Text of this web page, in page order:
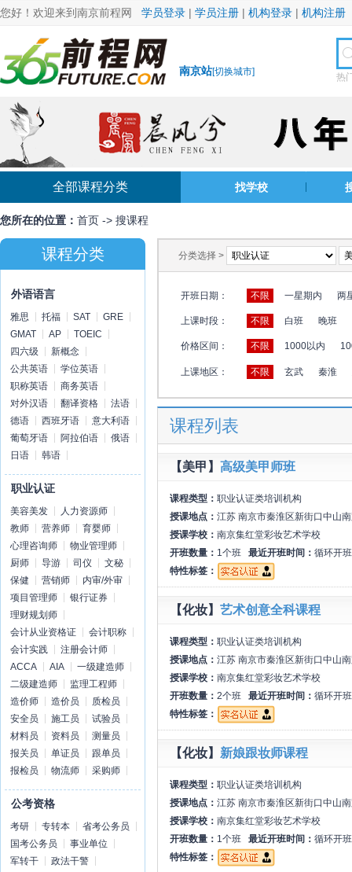
您好！欢迎来到南京前程网 学员登录 | 学员注册 | 机构登录 | 机构注册
南京站[切换城市] 热
全部课程分类 找学校
您所在的位置： 首页 -> 搜课程
课程分类
外语语言
雅思 托福 SAT
GRE
GMAT
AP
TOEIC
四六级
新概念
公共英语
学位英语
职称英语
商务英语
对外汉语
翻译资格
法语
德语
西班牙语
意大利语
葡萄牙语
阿拉伯语
俄语
日语
韩语
职业认证
美容美发
人力资源师
教师
营养师
育婴师
心理咨询师
物业管理师
厨师
导游 司仪
文秘
保健
营销师
内审/外审
项目管理师
银行证券
理财规划师
会计从业资格证
会计职称
会计实践
注册会计师
ACCA
AIA
一级建造师
二级建造师
监理工程师
造价师
造价员
质检员
安全员
施工员
试验员
材料员
资料员
测量员
报关员
单证员
跟单员
报检员
物流师 采购师
公考资格
考研 专转本
省考公务员
国考公务员
事业单位
军转干
政法干警
分类选择 >
开班日期： 不限 一星期内 两
上课时段： 不限 白班 晚班
价格区间： 不限 1000以内
上课地区： 不限 玄武 秦淮
课程列表
【美甲】 高级美甲师班
课程类型： 职业认证类培训机构
授课地点： 江苏 南京市秦淮区新街口中山
授课学校： 南京集红堂彩妆艺术学校
开班数量： 1个班 最近开班时间： 循环开班
特性标签：
【化妆】 艺术创意全科课程
课程类型： 职业认证类培训机构
授课地点： 江苏 南京市秦淮区新街口中山
授课学校： 南京集红堂彩妆艺术学校
开班数量： 2个班 最近开班时间： 循环开班
特性标签：
【化妆】 新娘跟妆师课程
课程类型： 职业认证类培训机构
授课地点： 江苏 南京市秦淮区新街口中山
授课学校： 南京集红堂彩妆艺术学校
开班数量： 1个班 最近开班时间： 循环开班
特性标签：